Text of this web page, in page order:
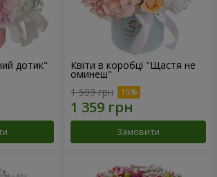
дотик" Квіти в коробці "Щастя не
оминеш"
1 599 грн
Замовити